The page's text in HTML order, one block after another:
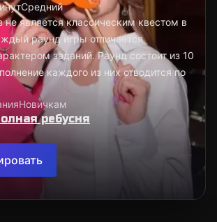
Средний
не является классическим квестом в
раунд игры отличается
заданий. Раунд состоит из 10
каждого из них отводится по
Новичкам
ребусня